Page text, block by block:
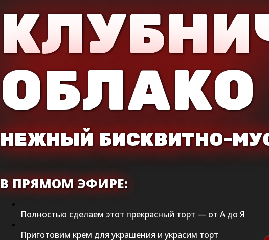
ОБЛАКО
НЕЖНЫЙ БИСКВИТНО-
В ПРЯМОМ ЭФИРЕ:
Полностью сделаем этот прекрасный торт — от А до Я
Приготовим крем для украшения и украсим торт